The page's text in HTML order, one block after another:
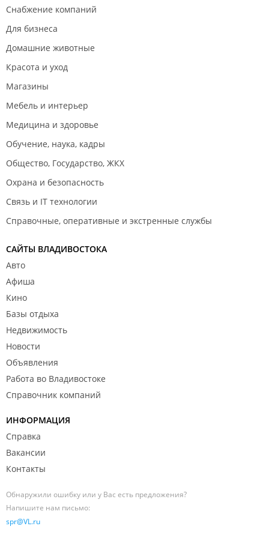
ответственность и целеустремленность;
позиция очень ответственная и очень весомая.
ООО "Джел".
Снабжение компаний
Для бизнеса
Домашние животные
Красота и уход
Магазины
Мебель и интерьер
Медицина и здоровье
Обучение, наука, кадры
Общество, Государство, ЖКХ
Охрана и безопасность
Связь и IT технологии
Справочные, оперативные и экстренные службы
САЙТЫ ВЛАДИВОСТОКА
Авто
Афиша
Кино
Базы отдыха
Недвижимость
Новости
Объявления
Работа во Владивостоке
Справочник компаний
ИНФОРМАЦИЯ
Справка
Вакансии
Контакты
Обнаружили ошибку или у Вас есть предложения?
Напишите нам письмо:
spr@VL.ru